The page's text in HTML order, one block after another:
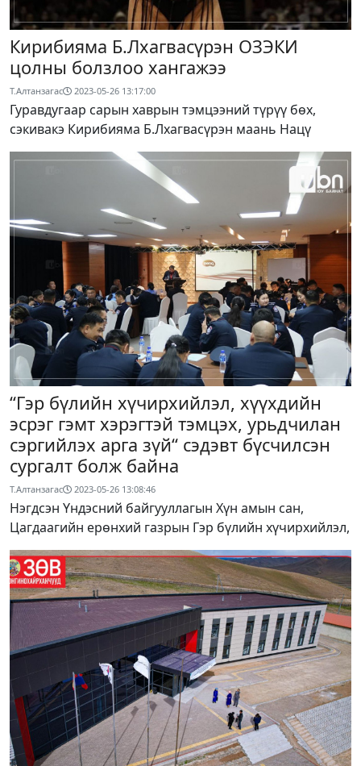
Кирибияма Б.Лхагвасүрэн ОЗЭКИ
цолны болзлоо хангажээ
Т.Алтанзагас 2023-05-26 13:17:00
Гуравдугаар сарын хаврын тэмцээний түрүү бөх,
сэкивакэ Кирибияма Б.Лхагвасүрэн маань Нацү
“Гэр бүлийн хүчирхийлэл, хүүхдийн
эсрэг гэмт хэрэгтэй тэмцэх, урьдчилан
сэргийлэх арга зүй“ сэдэвт бүсчилсэн
сургалт болж байна
Т.Алтанзагас 2023-05-26 13:08:46
Нэгдсэн Үндэсний байгууллагын Хүн амын сан,
Цагдаагийн ерөнхий газрын Гэр бүлийн хүчирхийлэл,